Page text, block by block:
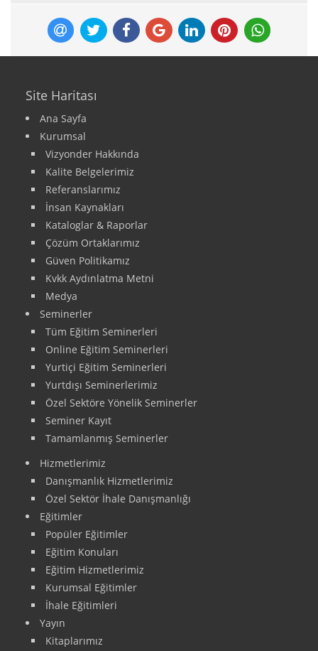
Site Haritası
Ana Sayfa
Kurumsal
Vizyonder Hakkında
Kalite Belgelerimiz
Referanslarımız
İnsan Kaynakları
Kataloglar & Raporlar
Çözüm Ortaklarımız
Güven Politikamız
Kvkk Aydınlatma Metni
Medya
Seminerler
Tüm Eğitim Seminerleri
Online Eğitim Seminerleri
Yurtiçi Eğitim Seminerleri
Yurtdışı Seminerlerimiz
Özel Sektöre Yönelik Seminerler
Seminer Kayıt
Tamamlanmış Seminerler
Hizmetlerimiz
Danışmanlık Hizmetlerimiz
Özel Sektör İhale Danışmanlığı
Eğitimler
Popüler Eğitimler
Eğitim Konuları
Eğitim Hizmetlerimiz
Kurumsal Eğitimler
İhale Eğitimleri
Yayın
Kitaplarımız